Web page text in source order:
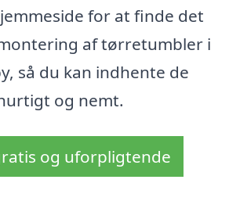
for at finde det
af tørretumbler i
så du kan indhente de
og nemt.
og uforpligtende